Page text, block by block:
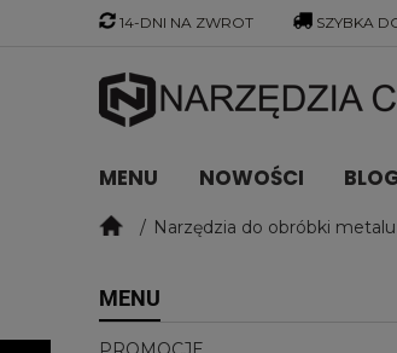
14-DNI NA ZWROT SZYBKA
MENU NOWOŚCI
Narzędzia do obróbki metalu
MENU